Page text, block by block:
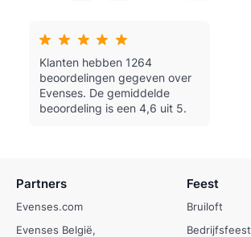
Klanten hebben 1264
beoordelingen gegeven over
Evenses. De gemiddelde
beoordeling is een 4,6 uit 5.
Partners
Evenses.com
Evenses België
Feest
Bruiloft
Bedrijfsfeest